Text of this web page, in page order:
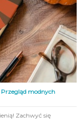
Przegląd modnych
Zachwyć się